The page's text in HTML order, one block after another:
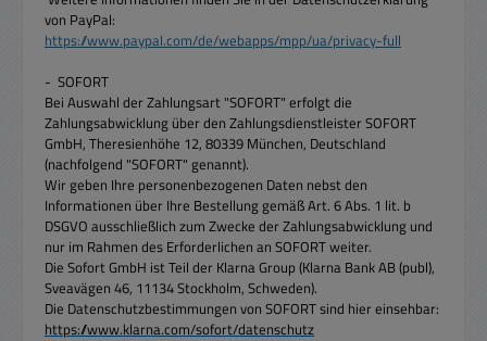
von PayPal:
https://www.paypal.com/de/webapps/mpp/ua/privacy-full
- SOFORT
Bei Auswahl der Zahlungsart "SOFORT" erfolgt die
Zahlungsabwicklung über den Zahlungsdienstleister SOFORT
GmbH, Theresienhöhe 12, 80339 München, Deutschland
(nachfolgend "SOFORT" genannt).
Wir geben Ihre personenbezogenen Daten nebst den
Informationen über Ihre Bestellung gemäß Art. 6 Abs. 1 lit. b
DSGVO ausschließlich zum Zwecke der Zahlungsabwicklung und
nur im Rahmen des Erforderlichen an SOFORT weiter.
Die Sofort GmbH ist Teil der Klarna Group (Klarna Bank AB (publ),
Sveavägen 46, 11134 Stockholm, Schweden).
Die Datenschutzbestimmungen von SOFORT sind hier einsehbar:
https://www.klarna.com/sofort/datenschutz